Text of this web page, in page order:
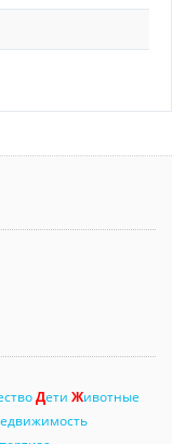
Дети Животные
едвижимость